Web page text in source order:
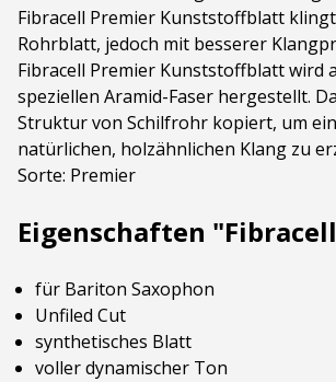
Fibracell Premier Kunststoffblatt
Rohrblatt, jedoch mit besserer
Fibracell Premier Kunststoffblatt wird
speziellen Aramid-Faser hergestellt.
Struktur von Schilfrohr kopiert, um
natürlichen, holzähnlichen Klang zu
Sorte: Premier
Eigenschaften
für Bariton Saxophon
Unfiled Cut
synthetisches Blatt
voller dynamischer Ton